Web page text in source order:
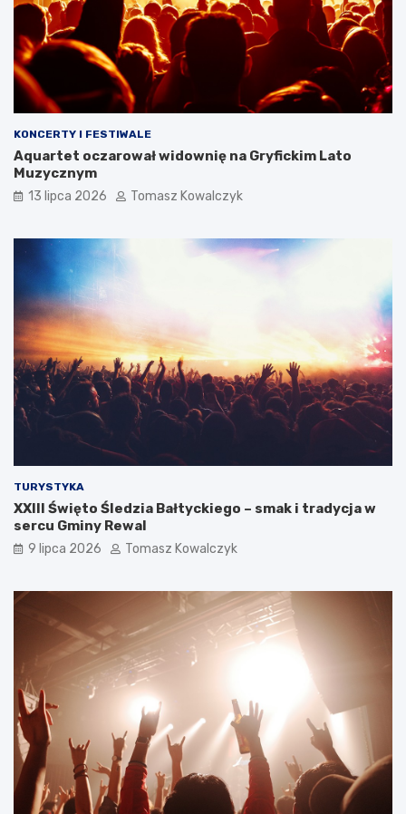
KONCERTY I FESTIWALE
Aquartet oczarował widownię na Gryfickim Lato
Muzycznym
13 lipca 2026 Tomasz Kowalczyk
TURYSTYKA
XXIII Święto Śledzia Bałtyckiego – smak i tradycja w
sercu Gminy Rewal
9 lipca 2026 Tomasz Kowalczyk